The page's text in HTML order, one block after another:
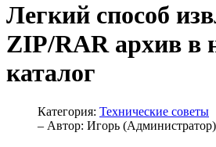
Легкий способ
ZIP/RAR архив в
каталог
Категория: Технические советы
– Автор: Игорь (Администратор)